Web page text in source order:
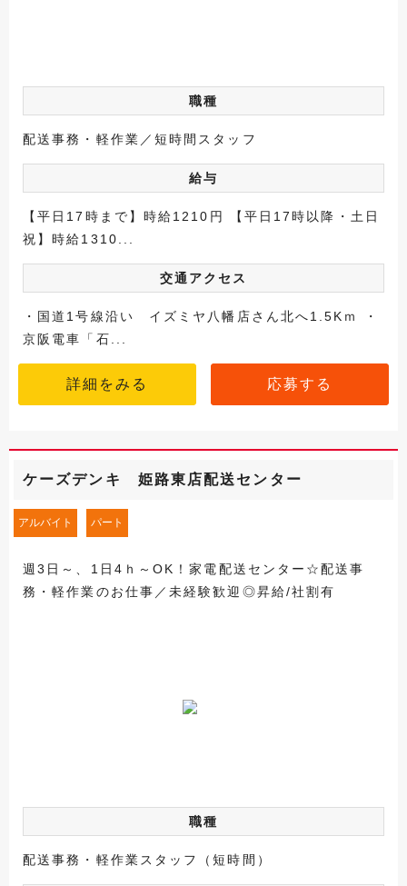
職種
配送事務・軽作業／短時間スタッフ
給与
【平日17時まで】時給1210円 【平日17時以降・土日
祝】時給1310...
交通アクセス
・国道1号線沿い イズミヤ八幡店さん北へ1.5Kｍ ・
京阪電車「石...
詳細をみる 応募する
ケーズデンキ 姫路東店配送センター
アルバイト パート
週3日～、1日4ｈ～OK！家電配送センター☆配送事
務・軽作業のお仕事／未経験歓迎◎昇給/社割有
職種
配送事務・軽作業スタッフ（短時間）